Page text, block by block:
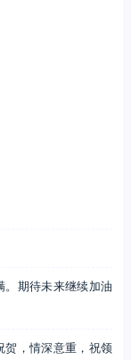
期待未来继续加油
贺，情深意重，祝领